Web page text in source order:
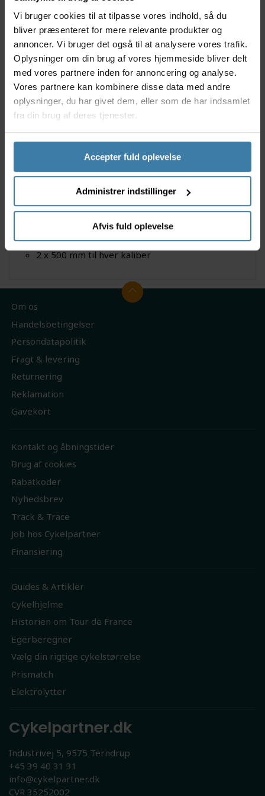
Vi bruger cookies til at tilpasse vores indhold, så du
bliver præsenteret for mere relevante produkter og
annoncer. Vi bruger det også til at analysere vores trafik.
Oplysninger om din brug af vores hjemmeside bliver delt
med vores partnere inden for annoncering og analyse.
Vores partnere kan kombinere disse data med andre
oplysninger, du har givet dem, eller som de har indsamlet
fra din brug af deres tjenester.
Accepter fuld oplevelse
Administrer indstillinger
Afvis fuld oplevelse
Bremsesættet er nem at installere, da det er muligt
at montere uden at fjerne greb og styrbånd.
Specifikationer
BikePartner Hydraulisk Twin forbremsesæt
Hydraulisk bremsesæt til cargocykler
venstregreb
Reach justering
Monteres uden at fjerne greb og styrbånd
2 x PostMount 160 mm inkl. bolte
4 x bremseklodser med 5 mm belægning
250 cm ledning til sensorstyring
2 x 160 mm bremseskiver
12 stk. skivebolte
1250 mm bremseslange fra greb til T-stykke
2 x 500 mm til hver kaliber
Om os
Handelsbetingelser
Persondatapolitik
Fragt & levering
Returnering
Reklamation
Gavekort
Kontakt og åbningstider
Brug af cookies
Rabatkoder
Nyhedsbrev
Track & Trace
Job hos Cykelpartner
Finansiering
Guides & Artikler
Cykelhjelme
Historien om Tour de France
Egerberegner
Vælg din rigtige cykelstørrelse
Prismatch
Elektrolytter
Cykelpartner.dk
Industrivej 5, 9575 Terndrup
+45 39 40 31 31
info@cykelpartner.dk
CVR 35252002